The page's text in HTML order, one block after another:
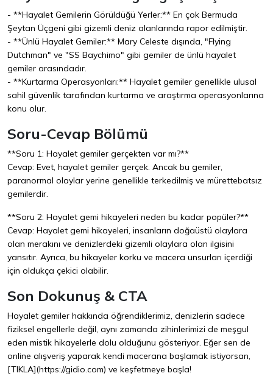
- **Hayalet Gemilerin Görüldüğü Yerler:** En çok Bermuda
Şeytan Üçgeni gibi gizemli deniz alanlarında rapor edilmiştir.
- **Ünlü Hayalet Gemiler:** Mary Celeste dışında, "Flying
Dutchman" ve "SS Baychimo" gibi gemiler de ünlü hayalet
gemiler arasındadır.
- **Kurtarma Operasyonları:** Hayalet gemiler genellikle ulusal
sahil güvenlik tarafından kurtarma ve araştırma operasyonlarına
konu olur.
Soru-Cevap Bölümü
**Soru 1: Hayalet gemiler gerçekten var mı?**
Cevap: Evet, hayalet gemiler gerçek. Ancak bu gemiler,
paranormal olaylar yerine genellikle terkedilmiş ve mürettebatsız
gemilerdir.
**Soru 2: Hayalet gemi hikayeleri neden bu kadar popüler?**
Cevap: Hayalet gemi hikayeleri, insanların doğaüstü olaylara
olan merakını ve denizlerdeki gizemli olaylara olan ilgisini
yansıtır. Ayrıca, bu hikayeler korku ve macera unsurları içerdiği
için oldukça çekici olabilir.
Son Dokunuş & CTA
Hayalet gemiler hakkında öğrendiklerimiz, denizlerin sadece
fiziksel engellerle değil, aynı zamanda zihinlerimizi de meşgul
eden mistik hikayelerle dolu olduğunu gösteriyor. Eğer sen de
online alışveriş yaparak kendi macerana başlamak istiyorsan,
[TIKLA](https://gidio.com) ve keşfetmeye başla!